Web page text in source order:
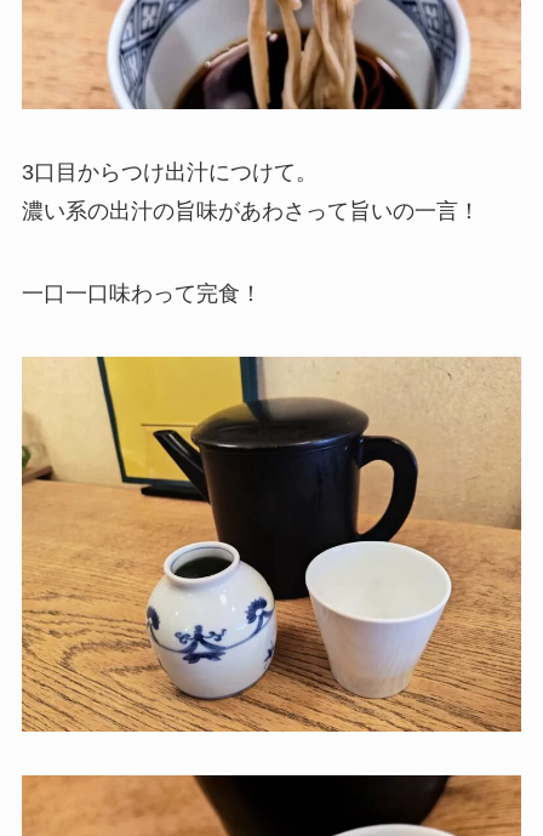
3口目からつけ出汁につけて。
濃い系の出汁の旨味があわさって旨いの一言！
一口一口味わって完食！